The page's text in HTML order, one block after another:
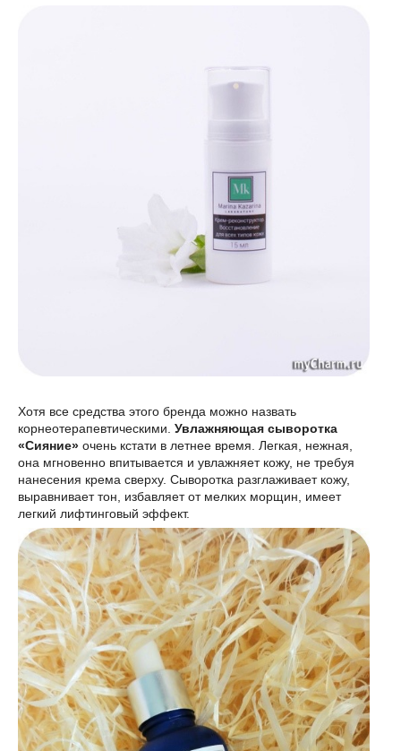
Хотя все средства этого бренда можно назвать
корнеотерапевтическими. Увлажняющая сыворотка
«Сияние» очень кстати в летнее время. Легкая, нежная,
она мгновенно впитывается и увлажняет кожу, не требуя
нанесения крема сверху. Сыворотка разглаживает кожу,
выравнивает тон, избавляет от мелких морщин, имеет
легкий лифтинговый эффект.